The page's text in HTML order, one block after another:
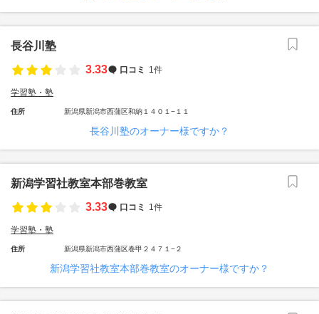
長谷川塾
3.33
口コミ 1件
学習塾・塾
住所 新潟県新潟市西蒲区和納１４０１−１１
長谷川塾のオーナー様ですか？
新潟学習社教室本部巻教室
3.33
口コミ 1件
学習塾・塾
住所 新潟県新潟市西蒲区巻甲２４７１−２
新潟学習社教室本部巻教室のオーナー様ですか？